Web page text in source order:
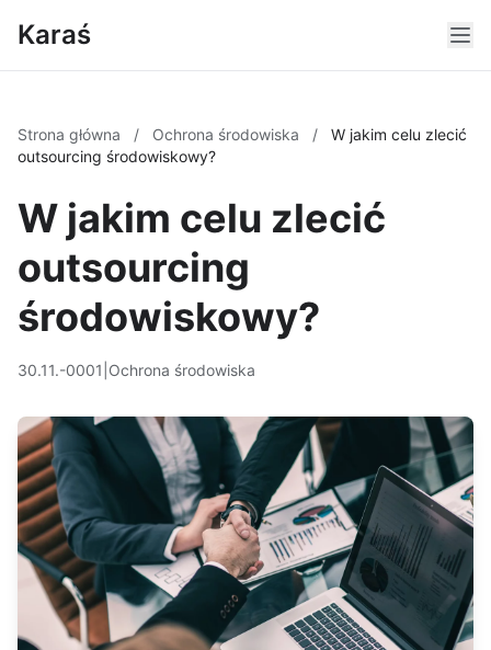
Karaś
Strona główna / Ochrona środowiska /
W jakim celu zlecić
outsourcing środowiskowy?
W jakim celu zlecić
outsourcing
środowiskowy?
30.11.-0001 Ochrona środowiska